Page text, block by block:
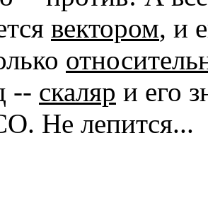
вектором, и
-- скаляр и его
Не лепится...